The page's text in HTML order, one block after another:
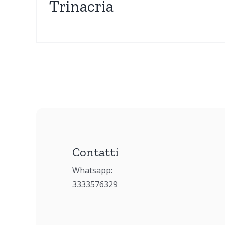
Trinacria
Contatti
Whatsapp:
3333576329